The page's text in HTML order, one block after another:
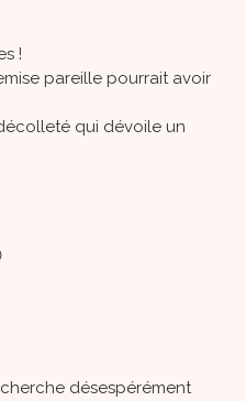
!
pareille pourrait avoir
qui dévoile un
désespérément